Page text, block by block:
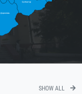
Сүхбаатар
Дорноговь
SHOW ALL